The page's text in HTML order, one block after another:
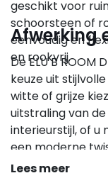
geschikt voor
schoorsteen of
eenvoudig en
en rookvrij.
Afwerking
De ELU B
keuze uit
witte of grijze
uitstraling van
interieurstijl, of u
een moderne
warmte, design
Lees meer